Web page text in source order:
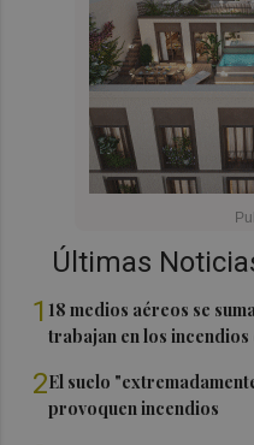
Últimas
1 18 medios aéreos se
trabajan en los incendios
2El suelo
provoquen incendios